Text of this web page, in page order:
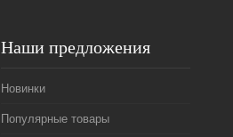
Наши предложения
Новинки
Популярные товары